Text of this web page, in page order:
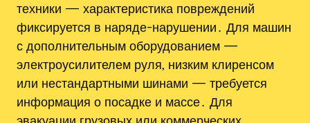
техники — характеристика повреждений
фиксируется в наряде-нарушении․ Для машин
с дополнительным оборудованием —
электроусилителем руля‚ низким клиренсом
или нестандартными шинами — требуется
информация о посадке и массе․ Для